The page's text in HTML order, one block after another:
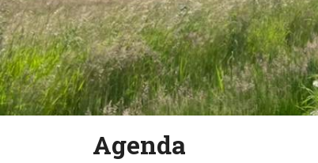
Agenda